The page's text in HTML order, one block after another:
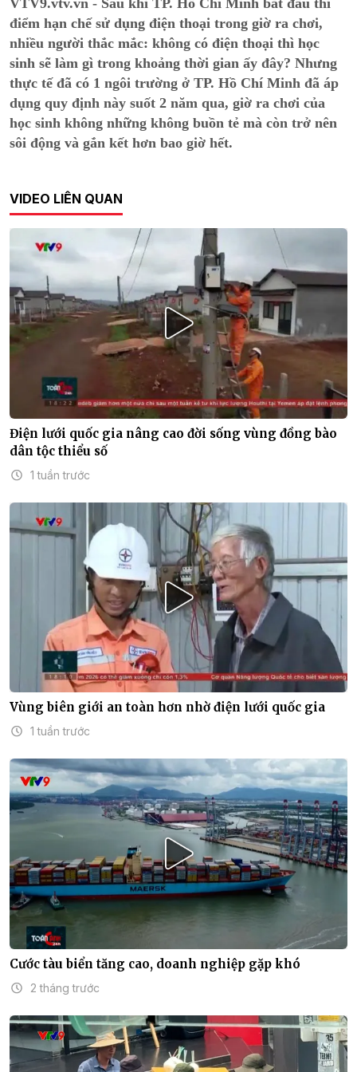
VTV9.vtv.vn - Sau khi TP. Hồ Chí Minh bắt đầu thí
điểm hạn chế sử dụng điện thoại trong giờ ra chơi,
nhiều người thắc mắc: không có điện thoại thì học
sinh sẽ làm gì trong khoảng thời gian ấy đây? Nhưng
thực tế đã có 1 ngôi trường ở TP. Hồ Chí Minh đã áp
dụng quy định này suốt 2 năm qua, giờ ra chơi của
học sinh không những không buồn tẻ mà còn trở nên
sôi động và gắn kết hơn bao giờ hết.
VIDEO LIÊN QUAN
Điện lưới quốc gia nâng cao đời sống vùng đồng bào
dân tộc thiểu số
1 tuần trước
Vùng biên giới an toàn hơn nhờ điện lưới quốc gia
1 tuần trước
Cước tàu biển tăng cao, doanh nghiệp gặp khó
2 tháng trước